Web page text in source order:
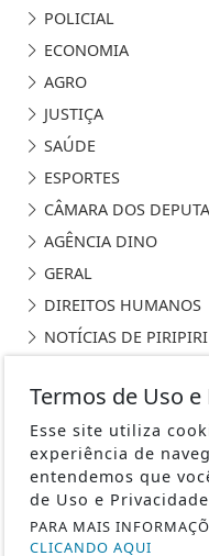
POLICIAL
ECONOMIA
AGRO
JUSTIÇA
SAÚDE
ESPORTES
CÂMARA DOS
AGÊNCIA DINO
GERAL
DIREITOS HUMANOS
NOTÍCIAS DE
PORTAL SEM
TERMOS
Termos de Uso
Esse site utiliza
experiência de
entendemos que
de Uso e
PARA MAIS
CLICANDO AQUI